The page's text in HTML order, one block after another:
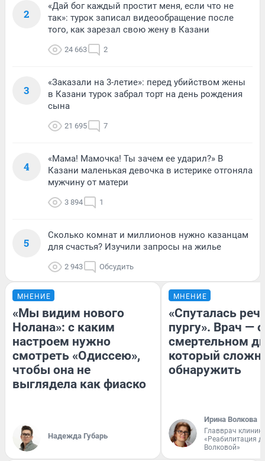
2
«Дай бог каждый простит меня, если что не
так»: турок записал видеообращение после
того, как зарезал свою жену в Казани
24 663 2
3
«Заказали на 3-летие»: перед убийством жены
в Казани турок забрал торт на день рождения
сына
21 695 7
4
«Мама! Мамочка! Ты зачем ее ударил?» В
Казани маленькая девочка в истерике отгоняла
мужчину от матери
3 894 1
5
Сколько комнат и миллионов нужно казанцам
для счастья? Изучили запросы на жилье
2 943 Обсудить
МНЕНИЕ
«Мы видим нового
Нолана»: с каким
настроем нужно
смотреть «Одиссею»,
чтобы она не
выглядела как фиаско
Надежда Губарь
МНЕНИЕ
«Спуталась
пургу». Врач — о
смертельном
который
обнаружить
Ирина Волкова
Главврач
«Реабилитация
Волковой»